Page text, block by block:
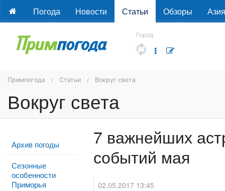
Погода Новости Статьи Обзоры Азия
Город
Примпогода Статьи Вокруг света
Вокруг света
Архив погоды
Сезонные
особенности
Приморья
7 важнейших
событий мая
02.05.2017 13:45